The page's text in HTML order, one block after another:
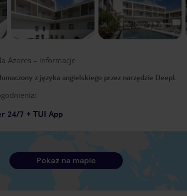
Azores - informacje
z języka angielskiego przez narzędzie DeepL
24/7 + TUI App
Pokaż na mapie